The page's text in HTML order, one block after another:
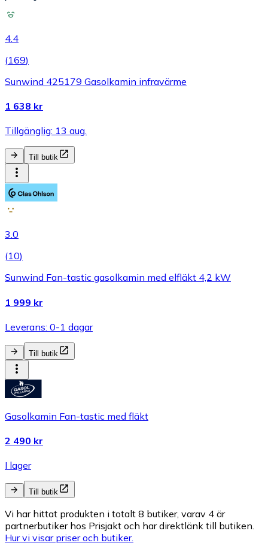
4.4
(169)
Sunwind 425179 Gasolkamin infravärme
1 638 kr
Tillgänglig: 13 aug.
Till butik
3.0
(10)
Sunwind Fan-tastic gasolkamin med elfläkt 4,2 kW
1 999 kr
Leverans: 0-1 dagar
Till butik
Gasolkamin Fan-tastic med fläkt
2 490 kr
I lager
Till butik
Vi har hittat produkten i totalt 8 butiker, varav 4 är
partnerbutiker hos Prisjakt och har direktlänk till butiken.
Hur vi visar priser och butiker.